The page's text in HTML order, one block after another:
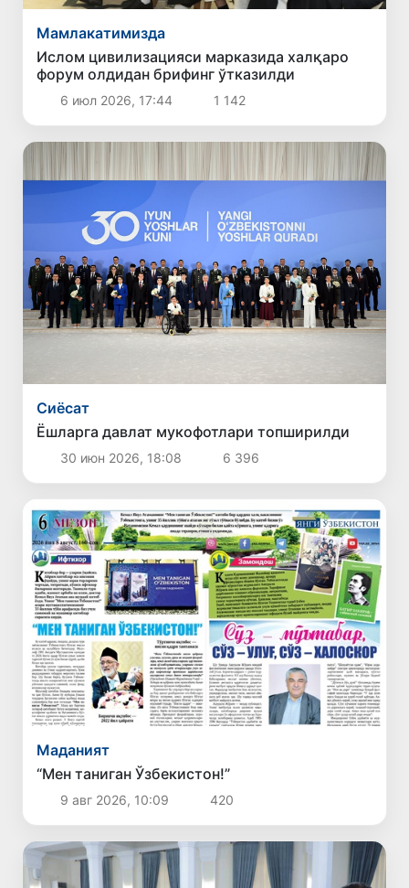
Мамлакатимизда
Ислом цивилизацияси марказида халқаро
форум олдидан брифинг ўтказилди
6 июл 2026, 17:44 1 142
Сиёсат
Ёшларга давлат мукофотлари топширилди
30 июн 2026, 18:08 6 396
Маданият
“Мен таниган Ўзбекистон!”
9 авг 2026, 10:09 420